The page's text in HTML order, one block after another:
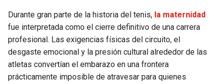
BEARS
LIONS
PACKERS
SPURS
NUGGETS
TIMBERWOLVES
Durante gran parte de la historia del tenis, la maternidad
fue interpretada como el cierre definitivo de una carrera
profesional. Las exigencias físicas del circuito, el
desgaste emocional y la presión cultural alrededor de las
atletas convertían el embarazo en una frontera
prácticamente imposible de atravesar para quienes